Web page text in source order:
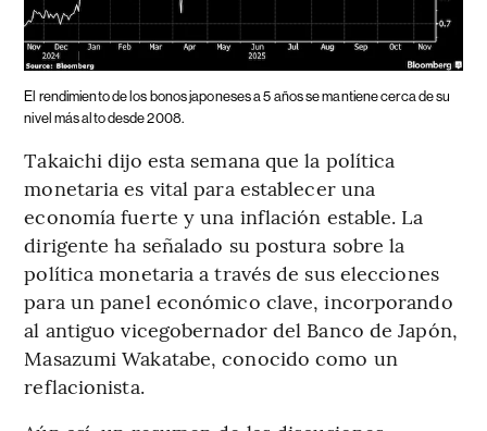
El rendimiento de los bonos japoneses a 5 años se mantiene cerca de su
nivel más alto desde 2008.
Takaichi dijo esta semana que la política
monetaria es vital para establecer una
economía fuerte y una inflación estable. La
dirigente ha señalado su postura sobre la
política monetaria a través de sus elecciones
para un panel económico clave, incorporando
al antiguo vicegobernador del Banco de Japón,
Masazumi Wakatabe, conocido como un
reflacionista.